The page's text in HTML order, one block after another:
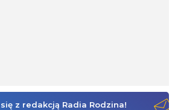
z redakcją Radia Rodzina!